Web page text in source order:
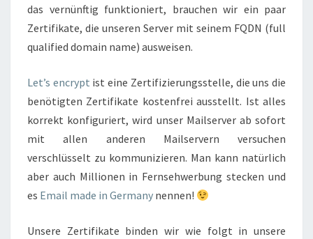
das vernünftig funktioniert, brauchen wir ein paar
Zertifikate, die unseren Server mit seinem FQDN (full
qualified domain name) ausweisen.
Let’s encrypt ist eine Zertifizierungsstelle, die uns die
benötigten Zertifikate kostenfrei ausstellt. Ist alles
korrekt konfiguriert, wird unser Mailserver ab sofort
mit allen anderen Mailservern versuchen
verschlüsselt zu kommunizieren. Man kann natürlich
aber auch Millionen in Fernsehwerbung stecken und
es Email made in Germany nennen!
Unsere Zertifikate binden wir wie folgt in unsere